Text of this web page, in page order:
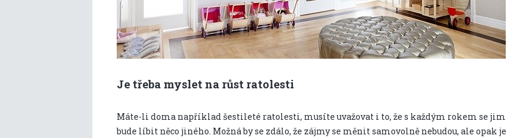
Je třeba myslet na růst ratolesti
Máte-li doma například šestileté ratolesti, musíte uvažovat i to, že s každým rokem se jim
bude líbit něco jiného. Možná by se zdálo, že zájmy se měnit samovolně nebudou, ale opak je